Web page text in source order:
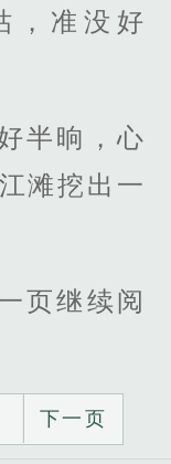
，准没好
半晌，心
滩挖出一
页继续阅
下一页